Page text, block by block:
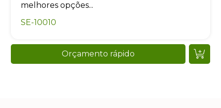
melhores opções...
SE-10010
Orçamento rápido